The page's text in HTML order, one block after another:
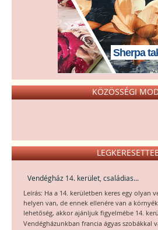
Sherpa
KÖZÖSSÉGI
Vendégház 14. kerület, családias...
Leírás: Ha a 14. kerületben keres egy olyan
helyen van, de ennek ellenére van a
lehetőség, akkor ajánljuk figyelmébe 14.
Vendégházunkban francia ágyas szobákkal